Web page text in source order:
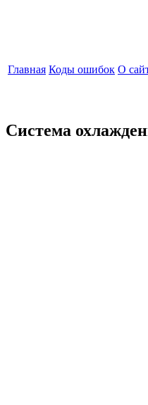
Главная Коды ошибок О
Система